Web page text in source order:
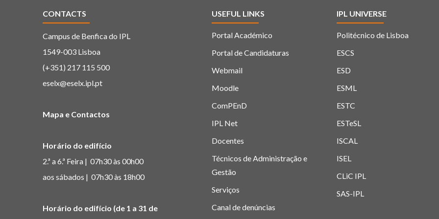
CONTACTS
Campus de Benfica do IPL
1549-003 Lisboa
(+351) 217 115 500
eselx@eselx.ipl.pt
Mapa e Contactos
Horário do edifício
2.ª a 6.ª Feira | 07h30 às 00h00
aos sábados | 07h30 às 18h00
Horário do edifício (de 1 a 31 de
USEFUL LINKS
Portal Académico
Portal de Candidaturas
Webmail
Moodle
ComPEnD
IPL Net
Docentes
Técnicos de Administração e
Gestão
Serviços
Canal de denúncias
IPL UNIVERSE
Politécnico de Lisboa
ESCS
ESD
ESML
ESTC
ESTeSL
ISCAL
ISEL
CLiC IPL
SAS-IPL